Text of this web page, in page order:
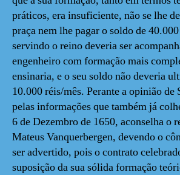
práticos, era insuficiente, não se lhe
praça nem lhe pagar o soldo de
servindo o reino deveria ser
engenheiro com formação mais
ensinaria, e o seu soldo não deveria
10.000 réis/mês. Perante a opinião de
pelas informações que também já
6 de Dezembro de 1650, aconselha o
Mateus Vanquerbergen, devendo o
ser advertido, pois o contrato
suposição da sua sólida formação